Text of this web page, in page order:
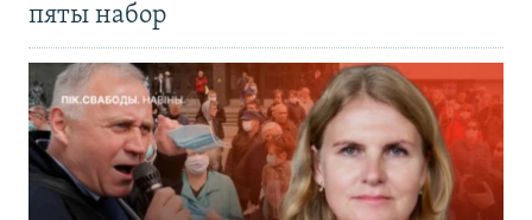
пяты набор